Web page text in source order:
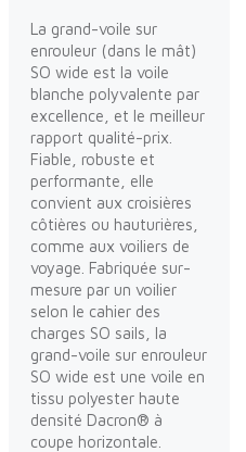
La grand-voile sur
enrouleur (dans le mât)
SO wide est la voile
blanche polyvalente par
excellence, et le meilleur
rapport qualité-prix.
Fiable, robuste et
performante, elle
convient aux croisières
côtières ou hauturières,
comme aux voiliers de
voyage. Fabriquée sur-
mesure par un voilier
selon le cahier des
charges SO sails, la
grand-voile sur enrouleur
SO wide est une voile en
tissu polyester haute
densité Dacron® à
coupe horizontale.